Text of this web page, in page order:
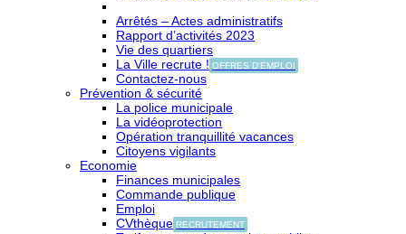
Arrêtés – Actes administratifs
Rapport d’activités 2023
Vie des quartiers
La Ville recrute ! OFFRES D'EMPLOI
Contactez-nous
Prévention & sécurité
La police municipale
La vidéoprotection
Opération tranquillité vacances
Citoyens vigilants
Economie
Finances municipales
Commande publique
Emploi
CVthèque RECRUTEMENT